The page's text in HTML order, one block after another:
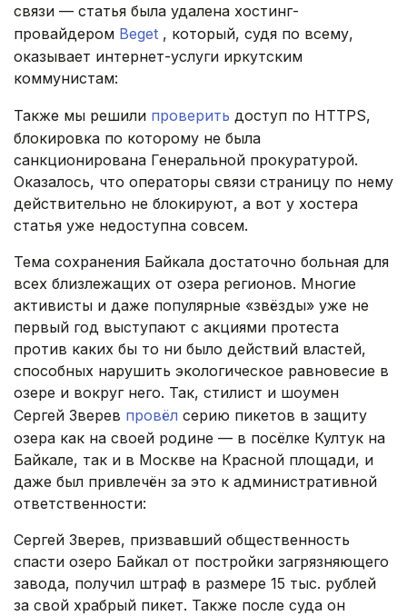
связи — статья была удалена хостинг-
провайдером Beget , который, судя по всему,
оказывает интернет-услуги иркутским
коммунистам:
Также мы решили проверить доступ по HTTPS,
блокировка по которому не была
санкционирована Генеральной прокуратурой.
Оказалось, что операторы связи страницу по нему
действительно не блокируют, а вот у хостера
статья уже недоступна совсем.
Тема сохранения Байкала достаточно больная для
всех близлежащих от озера регионов. Многие
активисты и даже популярные «звёзды» уже не
первый год выступают с акциями протеста
против каких бы то ни было действий властей,
способных нарушить экологическое равновесие в
озере и вокруг него. Так, стилист и шоумен
Сергей Зверев провёл серию пикетов в защиту
озера как на своей родине — в посёлке Култук на
Байкале, так и в Москве на Красной площади, и
даже был привлечён за это к административной
ответственности:
Сергей Зверев, призвавший общественность
спасти озеро Байкал от постройки загрязняющего
завода, получил штраф в размере 15 тыс. рублей
за свой храбрый пикет. Также после суда он